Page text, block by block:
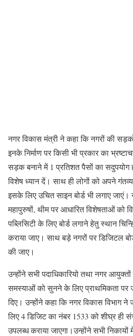
नगर विकास मंत्री ने कहा कि नगरों की
इनके निर्माण पर किसी भी प्रकार का
सड़क बनाने में 1 प्रतिशत पैसों का
विशेष ध्यान दें। साथ ही लोगों को अपने
इसके लिए उचित साइन बोर्ड भी लगाए
महापुरुषों, थीम पर आधारित विशेषताओं को
पब्लिसिटी के लिए बोर्ड लगाने हेतु स्थान
कराया जाए। साथ बड़े नगरों पर डिजिटल
की जाए।
उन्होंने सभी पदाधिकारियो तथा नगर
समस्याओं को सुनने के लिए प्राथमिकता पर
दिए। उन्होंने कहा कि नगर विकास विभाग
लिए 4 डिजिट का नंबर 1533 को शीघ्र ही
उपलब्ध कराया जाएगा।उन्होंने सभी